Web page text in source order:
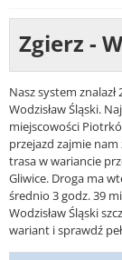
Zgierz -
Nasz system
Wodzisław Śląski.
miejscowości
przejazd zajmie
trasa w wariancie
Gliwice. Droga ma
średnio 3 godz. 39
Wodzisław Śląski
wariant i sprawdź